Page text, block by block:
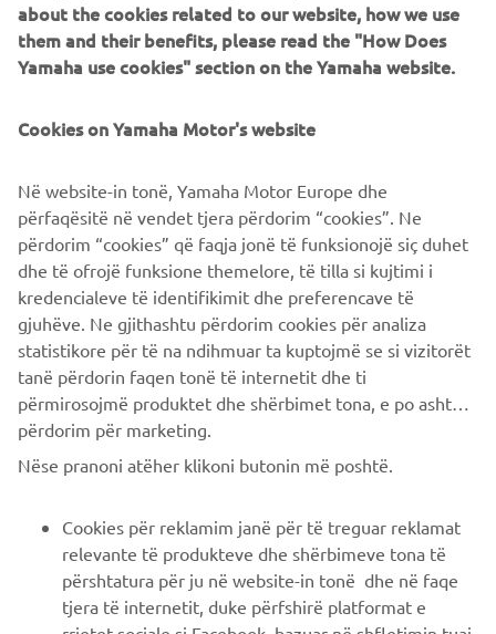
PIÙ YAMAHA
about the cookies related to our website, how we use
them and their benefits, please read the "How Does
Yamaha use cookies" section on the Yamaha website.
Cookies on Yamaha Motor's website
Në website-in tonë, Yamaha Motor Europe dhe
përfaqësitë në vendet tjera përdorim “cookies”. Ne
përdorim “cookies” që faqja jonë të funksionojë siç duhet
dhe të ofrojë funksione themelore, të tilla si kujtimi i
kredencialeve të identifikimit dhe preferencave të
gjuhëve. Ne gjithashtu përdorim cookies për analiza
statistikore për të na ndihmuar ta kuptojmë se si vizitorët
tanë përdorin faqen tonë të internetit dhe ti
përmirosojmë produktet dhe shërbimet tona, e po ashtu ti
përdorim për marketing.
Nëse pranoni atëher klikoni butonin më poshtë.
Cookies për reklamim janë për të treguar reklamat
relevante të produkteve dhe shërbimeve tona të
përshtatura për ju në website-in tonë dhe në faqe
tjera të internetit, duke përfshirë platformat e